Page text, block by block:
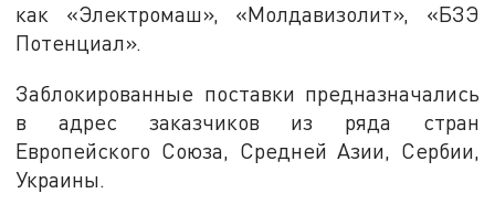
как «Электромаш», «Молдавизолит», «БЗЭ
Потенциал».
Заблокированные поставки предназначались
в адрес заказчиков из ряда стран
Европейского Союза, Средней Азии, Сербии,
Украины.